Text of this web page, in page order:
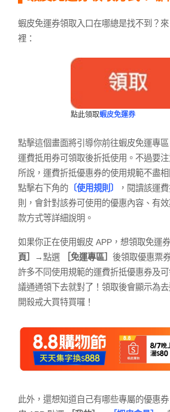
蝦皮免運券領取入口在哪總是找不到？
裡：
點此領取蝦皮免運券
點擊這個畫面將引導你前往蝦皮免運專
運費抵用券可領取後折抵使用。不過要
所說，運費折抵優惠券的使用規範不盡
點擊右下角的 〔使用規則〕 ， 閱讀該運
則，會針對該券可使用的優惠內容、有
款方式等詳細說明。
如果你正在使用蝦皮 APP，想領取免運
頁］
→點選 ［免運專區］ 後領取優惠票
許多不同使用規範的運費折抵優惠券及
議通通領下去就對了！領取後會顯示為
開殺戒大買特買囉！
此外，還想知道自己有哪些專屬的優惠